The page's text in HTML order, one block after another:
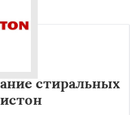
стиральных